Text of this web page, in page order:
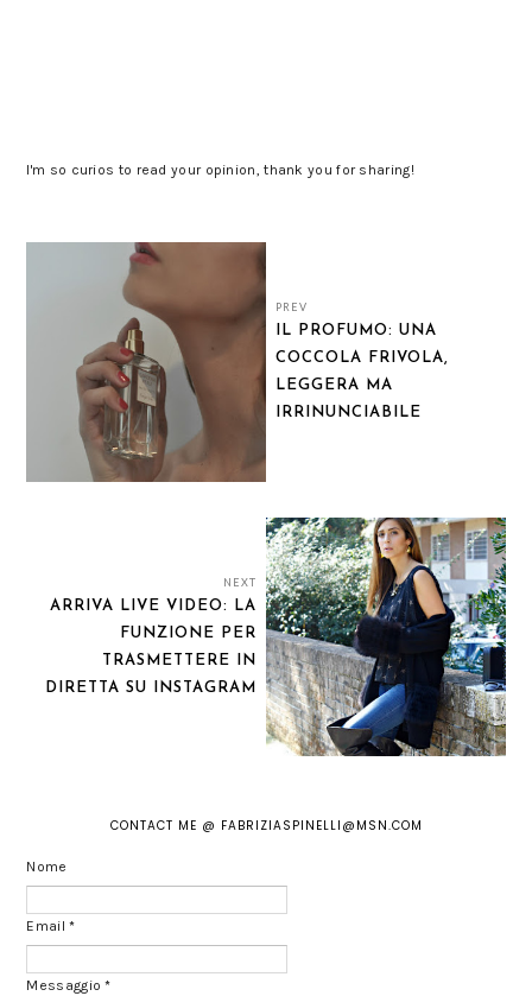
I'm so curios to read your opinion, thank you for sharing!
PREV
IL PROFUMO: UNA
COCCOLA FRIVOLA,
LEGGERA MA
IRRINUNCIABILE
NEXT
ARRIVA LIVE VIDEO: LA
FUNZIONE PER
TRASMETTERE IN
DIRETTA SU INSTAGRAM
CONTACT ME @ FABRIZIASPINELLI@MSN.COM
Nome
Email*
Messaggio*